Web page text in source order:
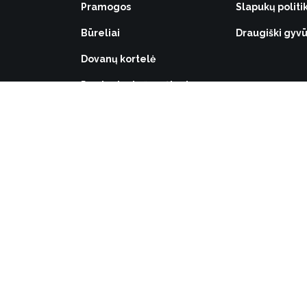
Pramogos
Būreliai
Dovanų kortelė
Parduotuvių žemėlapis
Slapukų
Draugiški